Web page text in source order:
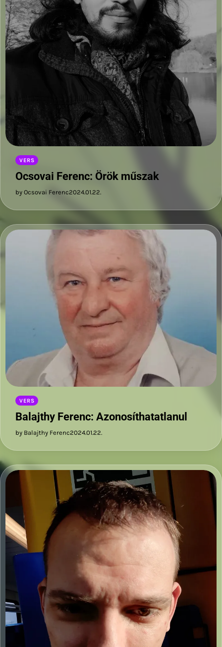
VERS
Ocsovai Ferenc: Örök műszak
by Ocsovai Ferenc2024.01.22.
VERS
Balajthy Ferenc: Azonosíthatatlanul
by Balajthy Ferenc2024.01.22.